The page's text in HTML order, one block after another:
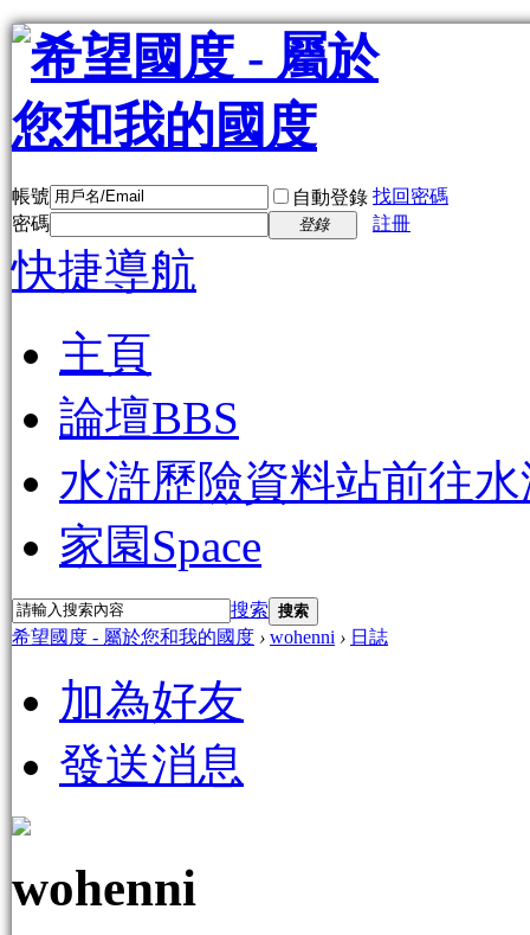
帳號 自動登錄 找回密碼
密碼
登錄 註冊
快捷導航
主頁
論壇BBS
水滸歷險資料站前往
家園Space
搜索 搜索
希望國度 - 屬於您和我的國度 › wohenni › 日誌
加為好友
發送消息
wohenni